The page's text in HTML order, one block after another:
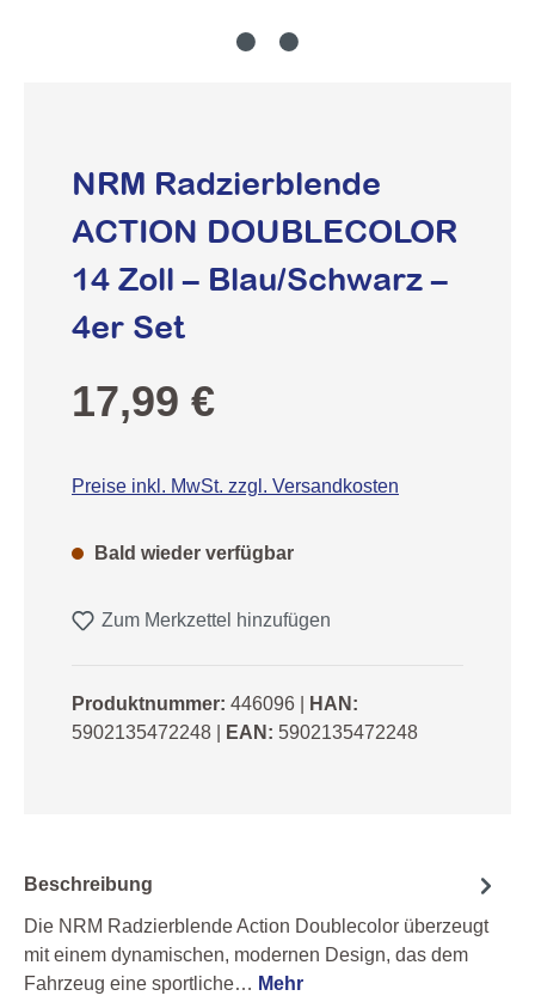
NRM Radzierblende
ACTION DOUBLECOLOR
14 Zoll – Blau/Schwarz –
4er Set
Regulärer Preis:
17,99 €
Preise inkl. MwSt. zzgl. Versandkosten
Bald wieder verfügbar
Zum Merkzettel hinzufügen
Produktnummer: 446096
HAN:
5902135472248
EAN: 5902135472248
Beschreibung
Die NRM Radzierblende Action Doublecolor überzeugt
mit einem dynamischen, modernen Design, das dem
Fahrzeug eine sportliche… Mehr